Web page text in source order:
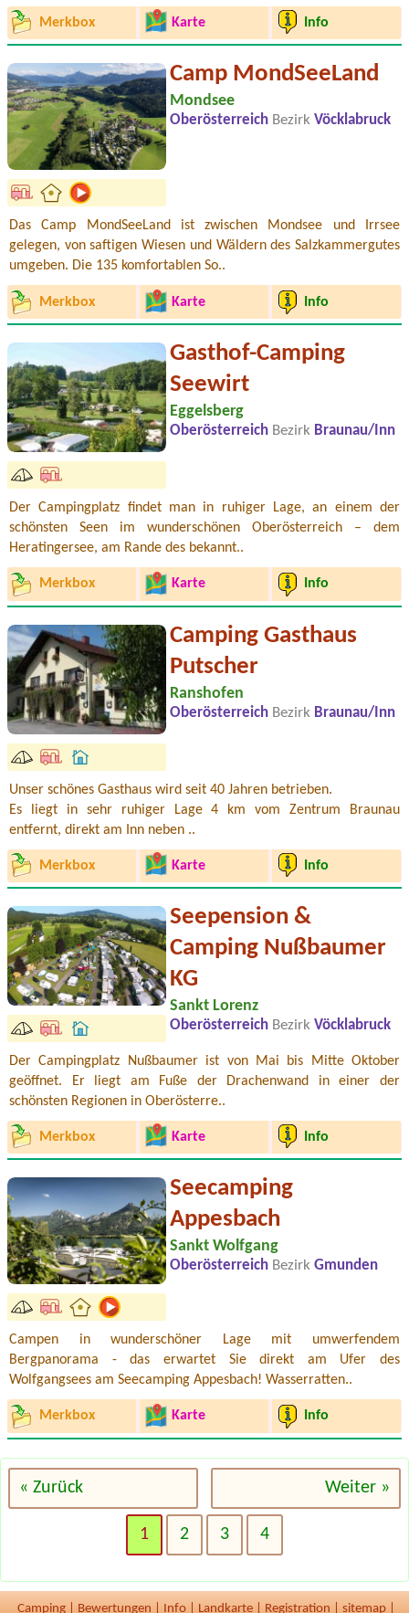
Merkbox Karte Info
Camp MondSeeLand
Mondsee
Oberösterreich Bezirk Vöcklabruck
Das Camp MondSeeLand ist zwischen Mondsee und Irrsee
gelegen, von saftigen Wiesen und Wäldern des Salzkammergutes
umgeben. Die 135 komfortablen So..
Merkbox Karte Info
Gasthof-Camping
Seewirt
Eggelsberg
Oberösterreich Bezirk Braunau/Inn
Der Campingplatz findet man in ruhiger Lage, an einem der
schönsten Seen im wunderschönen Oberösterreich – dem
Heratingersee, am Rande des bekannt..
Merkbox Karte Info
Camping Gasthaus
Putscher
Ranshofen
Oberösterreich Bezirk Braunau/Inn
Unser schönes Gasthaus wird seit 40 Jahren betrieben.
Es liegt in sehr ruhiger Lage 4 km vom Zentrum Braunau
entfernt, direkt am Inn neben ..
Merkbox Karte Info
Seepension &
Camping Nußbaumer
KG
Sankt Lorenz
Oberösterreich Bezirk Vöcklabruck
Der Campingplatz Nußbaumer ist von Mai bis Mitte Oktober
geöffnet. Er liegt am Fuße der Drachenwand in einer der
schönsten Regionen in Oberösterre..
Merkbox Karte Info
Seecamping
Appesbach
Sankt Wolfgang
Oberösterreich Bezirk Gmunden
Campen in wunderschöner Lage mit umwerfendem
Bergpanorama - das erwartet Sie direkt am Ufer des
Wolfgangsees am Seecamping Appesbach! Wasserratten..
Merkbox Karte Info
« Zurück Weiter »
1 2 3 4
Camping Bewertungen Info Landkarte Registration sitemap